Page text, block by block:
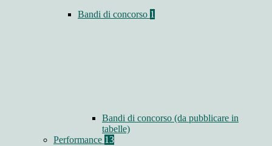
Bandi di concorso 1
Bandi di concorso (da pubblicare in
tabelle)
Performance 13